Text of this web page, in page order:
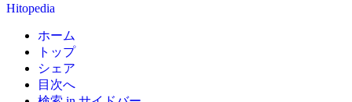
Hitopedia
ホーム
トップ
シェア
目次へ